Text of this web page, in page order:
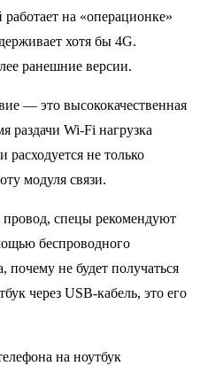
на «операционке»
хотя бы 4G.
ранешние версии.
— это высококачественная
раздачи Wi-Fi нагрузка
расходуется не только
модуля связи.
провод, спецы рекомендуют
беспроводного
не будет получаться
через USB-кабель, это его